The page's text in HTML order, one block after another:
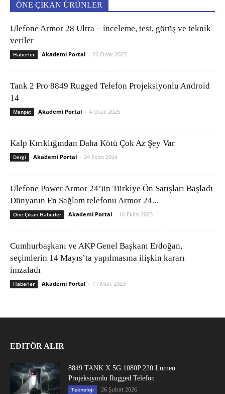
ÖNE ÇIKAN ÜRÜNLER
Ulefone Armor 28 Ultra – inceleme, test, görüş ve teknik
veriler
Haberler Akademi Portal - 26 Ocak 2025
Tank 2 Pro 8849 Rugged Telefon Projeksiyonlu Android
14
Manşet Akademi Portal - 4 Ocak 2025
Kalp Kırıklığından Daha Kötü Çok Az Şey Var
Dergi Akademi Portal - 24 Ekim 2024
Ulefone Power Armor 24’ün Türkiye Ön Satışları Başladı
Dünyanın En Sağlam telefonu Armor 24...
Öne Çıkan Haberler Akademi Portal - 16 Ekim 2023
Cumhurbaşkanı ve AKP Genel Başkanı Erdoğan,
seçimlerin 14 Mayıs’ta yapılmasına ilişkin kararı
imzaladı
Haberler Akademi Portal - 11 Mart 2023
EDITÖR ALIR
8849 TANK X 5G 1080P 220 Lümen
Projeksiyonlu Rugged Telefon
Teknoloji 26 Şubat 2026